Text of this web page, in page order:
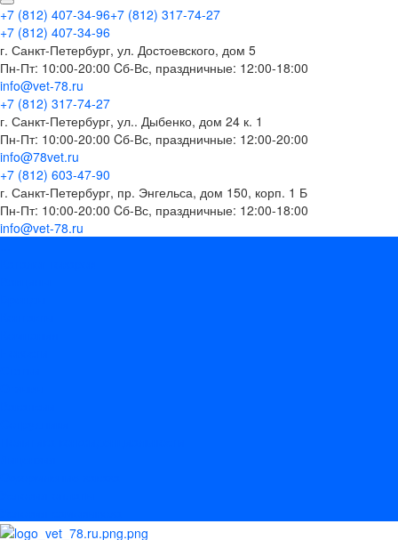
+7 (812) 407-34-96+7 (812) 317-74-27
+7 (812) 407-34-96
г. Санкт-Петербург, ул. Достоевского, дом 5
Пн-Пт: 10:00-20:00 Cб-Вс, праздничные: 12:00-18:00
info@vet-78.ru
+7 (812) 317-74-27
г. Санкт-Петербург, ул.. Дыбенко, дом 24 к. 1
Пн-Пт: 10:00-20:00 Cб-Вс, праздничные: 12:00-20:00
info@78vet.ru
+7 (812) 603-47-90
г. Санкт-Петербург, пр. Энгельса, дом 150, корп. 1 Б
Пн-Пт: 10:00-20:00 Cб-Вс, праздничные: 12:00-18:00
info@vet-78.ru